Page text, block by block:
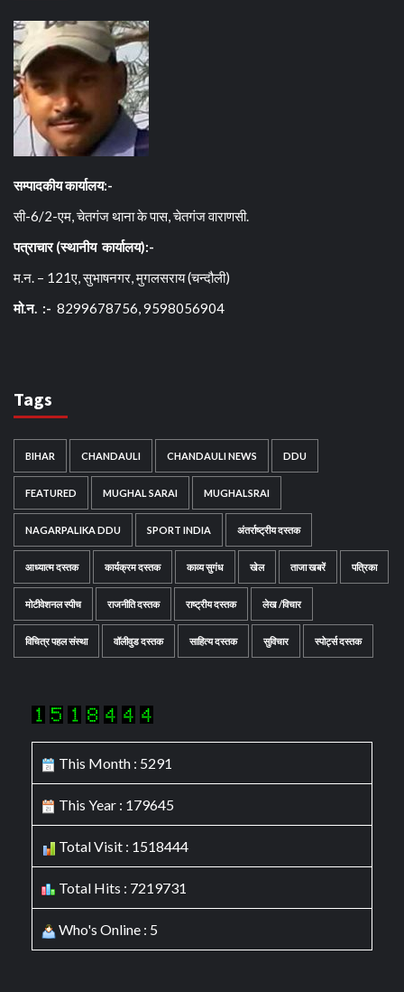
सम्पादकीय कार्यालय:-
सी-6/2-एम, चेतगंज थाना के पास, चेतगंज वाराणसी.
पत्राचार (स्थानीय कार्यालय):-
म.न. – 121ए, सुभाषनगर, मुगलसराय (चन्दौली)
मो.न. :- 8299678756, 9598056904
Tags
BIHAR CHANDAULI CHANDAULI NEWS DDU
FEATURED MUGHAL SARAI MUGHALSRAI
NAGARPALIKA DDU SPORT INDIA अंतर्राष्ट्रीय दस्तक
आध्यात्म दस्तक कार्यक्रम दस्तक काव्य सुगंध खेल ताजा खबरें पत्रिका
मोटीवेशनल स्पीच राजनीति दस्तक राष्ट्रीय दस्तक लेख /विचार
विचित्र पहल संस्था वॉलीवुड दस्तक साहित्य दस्तक सुविचार स्पोर्ट्स दस्तक
This Month : 5291
This Year : 179645
Total Visit : 1518444
Total Hits : 7219731
Who's Online : 5